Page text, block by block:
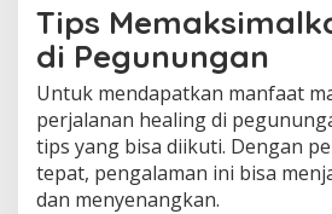
Tips
di Pegunungan
Untuk mendapatkan manfaat
perjalanan healing di
tips yang bisa diikuti. Dengan
tepat, pengalaman ini bisa
dan menyenangkan.